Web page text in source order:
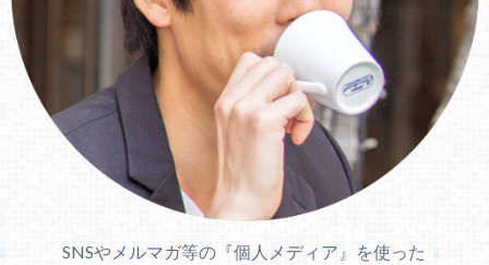
SNSやメルマガ等の『個人メディア』を使った